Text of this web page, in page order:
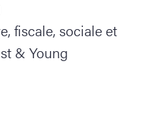
fiscale, sociale et
& Young